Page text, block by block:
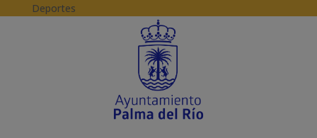
Skip to content
Deportes